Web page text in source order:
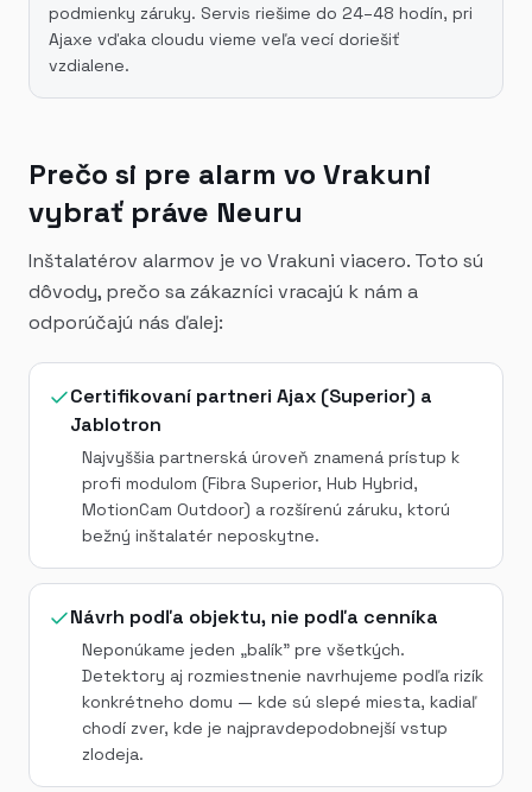
podmienky záruky. Servis riešime do 24–48 hodín, pri
Ajaxe vďaka cloudu vieme veľa vecí doriešiť
vzdialene.
Prečo si pre alarm vo Vrakuni
vybrať práve Neuru
Inštalatérov alarmov je vo Vrakuni viacero. Toto sú
dôvody, prečo sa zákazníci vracajú k nám a
odporúčajú nás ďalej:
Certifikovaní partneri Ajax (Superior) a
Jablotron
Najvyššia partnerská úroveň znamená prístup k
profi modulom (Fibra Superior, Hub Hybrid,
MotionCam Outdoor) a rozšírenú záruku, ktorú
bežný inštalatér neposkytne.
Návrh podľa objektu, nie podľa cenníka
Neponúkame jeden „balík" pre všetkých.
Detektory aj rozmiestnenie navrhujeme podľa rizík
konkrétneho domu — kde sú slepé miesta, kadiaľ
chodí zver, kde je najpravdepodobnejší vstup
zlodeja.